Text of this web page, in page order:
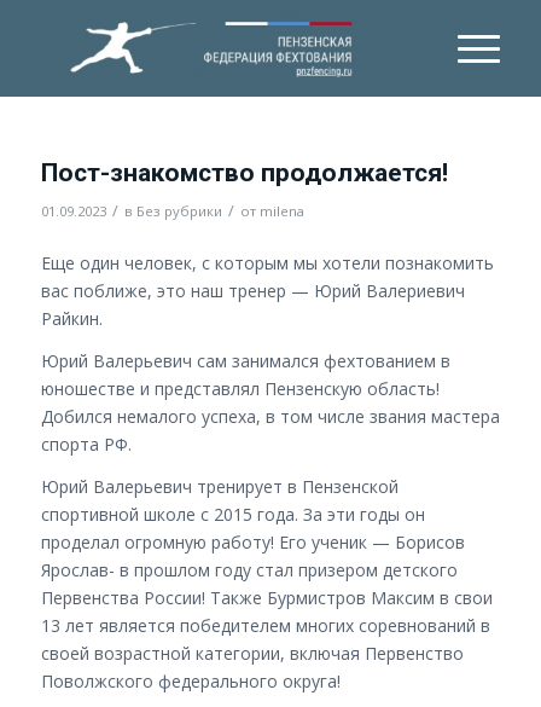
Пост-знакомство продолжается!
01.09.2023 / в Без рубрики / от milena
Еще один человек, с которым мы хотели познакомить
вас поближе, это наш тренер — Юрий Валериевич
Райкин.
Юрий Валерьевич сам занимался фехтованием в
юношестве и представлял Пензенскую область!
Добился немалого успеха, в том числе звания мастера
спорта РФ.
Юрий Валерьевич тренирует в Пензенской
спортивной школе с 2015 года. За эти годы он
проделал огромную работу! Его ученик — Борисов
Ярослав- в прошлом году стал призером детского
Первенства России! Также Бурмистров Максим в свои
13 лет является победителем многих соревнований в
своей возрастной категории, включая Первенство
Поволжского федерального округа!